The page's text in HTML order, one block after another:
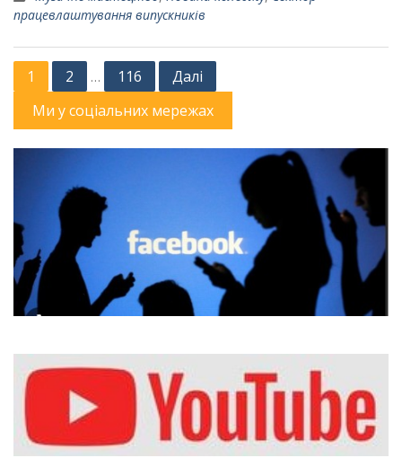
працевлаштування випускників
Пагінація
записів
1 2 … 116
Далі
Ми у соціальних мережах